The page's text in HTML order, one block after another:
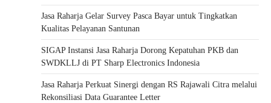
Jasa Raharja Gelar Survey Pasca Bayar untuk Tingkatkan
Kualitas Pelayanan Santunan
SIGAP Instansi Jasa Raharja Dorong Kepatuhan PKB dan
SWDKLLJ di PT Sharp Electronics Indonesia
Jasa Raharja Perkuat Sinergi dengan RS Rajawali Citra melalui
Rekonsiliasi Data Guarantee Letter